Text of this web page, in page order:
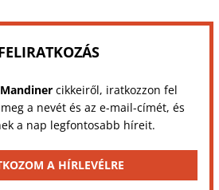
Mandinercikkeiről, iratkozzon fel
a nevét és az e-mail-címét, és
a nap legfontosabb híreit.
A HÍRLEVÉLRE